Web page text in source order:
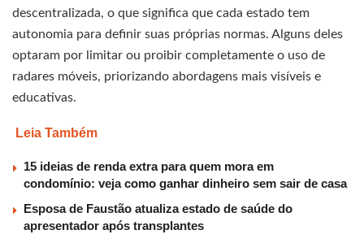
descentralizada, o que significa que cada estado tem
autonomia para definir suas próprias normas. Alguns deles
optaram por limitar ou proibir completamente o uso de
radares móveis, priorizando abordagens mais visíveis e
educativas.
Leia Também
15 ideias de renda extra para quem mora em
condomínio: veja como ganhar dinheiro sem sair de casa
Esposa de Faustão atualiza estado de saúde do
apresentador após transplantes